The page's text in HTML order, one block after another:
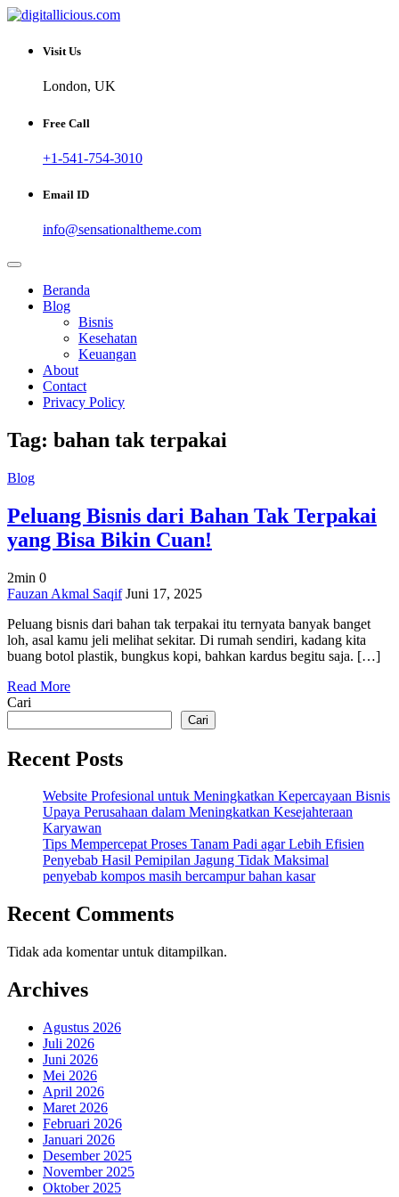
Skip
content
digitallicious.com
Sharing Digital Information
Visit Us
London, UK
Free Call
+1-541-754-3010
Email ID
info@sensationaltheme.com
Beranda
Blog
Bisnis
Kesehatan
Keuangan
About
Contact
Privacy Policy
Tag: bahan tak terpakai
Blog
Peluang Bisnis dari Bahan Tak Terpakai
yang Bisa Bikin Cuan!
2min 0
on
Bisnis
dari
Bahan
Terpakai
yang
Cuan!
Fauzan Akmal Saqif Juni 17, 2025
Peluang bisnis dari bahan tak terpakai itu ternyata banyak banget
loh, asal kamu jeli melihat sekitar. Di rumah sendiri, kadang kita
buang botol plastik, bungkus kopi, bahkan kardus begitu saja. […]
Read More
Cari
Cari
Recent Posts
Website Profesional untuk Meningkatkan Kepercayaan Bisnis
Upaya Perusahaan dalam Meningkatkan Kesejahteraan
Karyawan
Tips Mempercepat Proses Tanam Padi agar Lebih Efisien
Penyebab Hasil Pemipilan Jagung Tidak Maksimal
penyebab kompos masih bercampur bahan kasar
Recent Comments
Tidak ada komentar untuk ditampilkan.
Archives
Agustus 2026
Juli 2026
Juni 2026
Mei 2026
April 2026
Maret 2026
Februari 2026
Januari 2026
Desember 2025
November 2025
Oktober 2025